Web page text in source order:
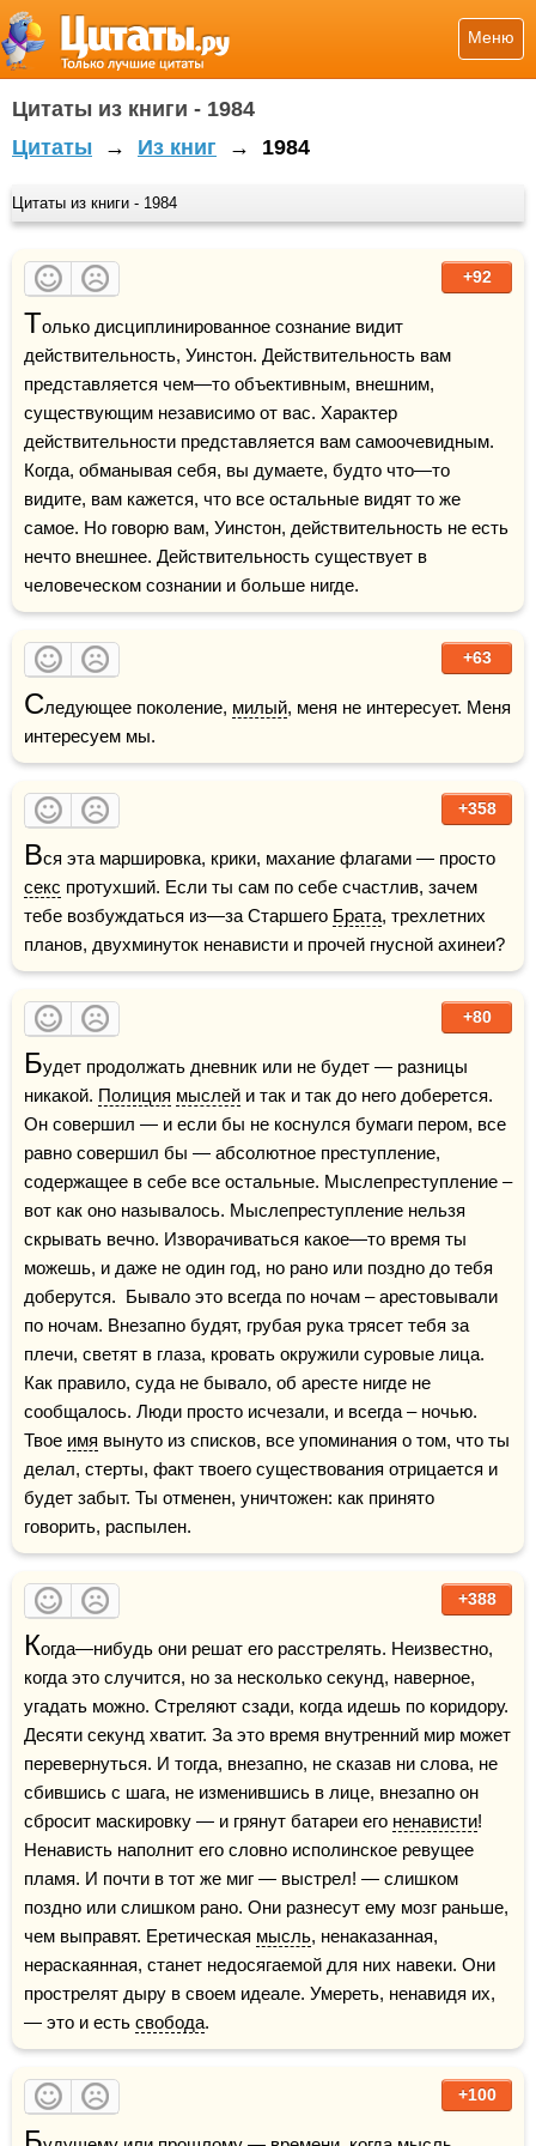
Меню
Цитаты из книги - 1984
Цитаты → Из книг → 1984
Цитаты из книги - 1984
+92
Только дисциплинированное сознание видит
действительность, Уинстон. Действительность вам
представляется чем—то объективным, внешним,
существующим независимо от вас. Характер
действительности представляется вам самоочевидным.
Когда, обманывая себя, вы думаете, будто что—то
видите, вам кажется, что все остальные видят то же
самое. Но говорю вам, Уинстон, действительность не есть
нечто внешнее. Действительность существует в
человеческом сознании и больше нигде.
+63
Следующее поколение, милый, меня не интересует. Меня
интересуем мы.
+358
В
секс протухший. Если ты сам по себе счастлив, зачем
тебе возбуждаться из—за Старшего Брата, трехлетних
планов, двухминуток ненависти и прочей гнусной ахинеи?
+80
Будет продолжать дневник или не будет — разницы
никакой. Полиция мыслей и так и так до него доберется.
Он совершил — и если бы не коснулся бумаги пером, все
равно совершил бы — абсолютное преступление,
содержащее в себе все остальные. Мыслепреступление –
вот как оно называлось. Мыслепреступление нельзя
скрывать вечно. Изворачиваться какое—то время ты
можешь, и даже не один год, но рано или поздно до тебя
доберутся.  Бывало это всегда по ночам – арестовывали
по ночам. Внезапно будят, грубая рука трясет тебя за
плечи, светят в глаза, кровать окружили суровые лица.
Как правило, суда не бывало, об аресте нигде не
сообщалось. Люди просто исчезали, и всегда – ночью.
Твое имя вынуто из списков, все упоминания о том, что ты
делал, стерты, факт твоего существования отрицается и
будет забыт. Ты отменен, уничтожен: как принято
говорить, распылен.
+388
Когда—нибудь они решат его расстрелять. Неизвестно,
когда это случится, но за несколько секунд, наверное,
угадать можно. Стреляют сзади, когда идешь по коридору.
Десяти секунд хватит. За это время внутренний мир может
перевернуться. И тогда, внезапно, не сказав ни слова, не
сбившись с шага, не изменившись в лице, внезапно он
сбросит маскировку — и грянут батареи его ненависти!
Ненависть наполнит его словно исполинское ревущее
пламя. И почти в тот же миг — выстрел! — слишком
поздно или слишком рано. Они разнесут ему мозг раньше,
чем выправят. Еретическая мысль, ненаказанная,
нераскаянная, станет недосягаемой для них навеки. Они
прострелят дыру в своем идеале. Умереть, ненавидя их,
— это и есть свобода.
+100